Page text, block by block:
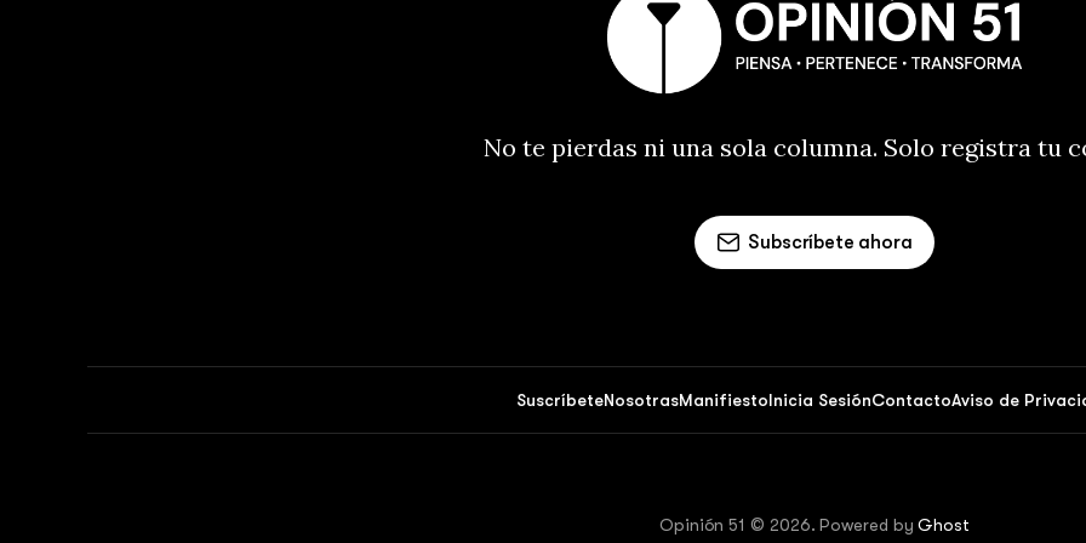
No te pierdas ni una sola columna. Solo registra tu
Subscríbete ahora
SuscríbeteNosotrasManifiestoInicia SesiónContactoAviso de
Opinión 51 © 2026. Powered byGhost